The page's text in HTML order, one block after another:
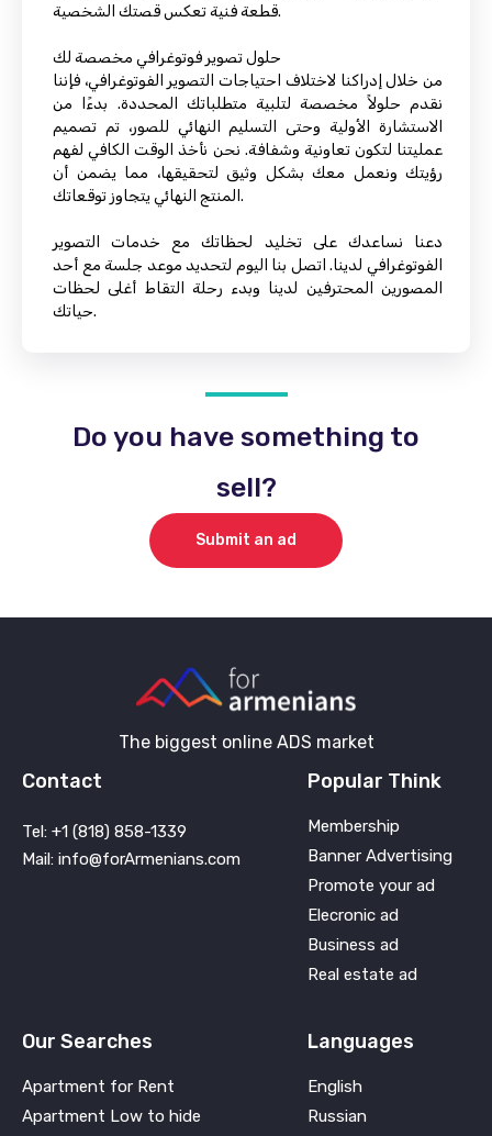
قطعة فنية تعكس قصتك الشخصية.
حلول تصوير فوتوغرافي مخصصة لك
من خلال إدراكنا لاختلاف احتياجات التصوير الفوتوغرافي، فإننا
نقدم حلولاً مخصصة لتلبية متطلباتك المحددة. بدءًا من
الاستشارة الأولية وحتى التسليم النهائي للصور، تم تصميم
عمليتنا لتكون تعاونية وشفافة. نحن نأخذ الوقت الكافي لفهم
رؤيتك ونعمل معك بشكل وثيق لتحقيقها، مما يضمن أن
المنتج النهائي يتجاوز توقعاتك.
دعنا نساعدك على تخليد لحظاتك مع خدمات التصوير
الفوتوغرافي لدينا. اتصل بنا اليوم لتحديد موعد جلسة مع أحد
المصورين المحترفين لدينا وبدء رحلة التقاط أغلى لحظات
حياتك.
Do you have something to
sell?
Submit an ad
The biggest online ADS market
Contact
Tel: +1 (818) 858-1339
Mail: info@forArmenians.com
Popular Think
Membership
Banner Advertising
Promote your ad
Elecronic ad
Business ad
Real estate ad
Our Searches
Apartment for Rent
Apartment Low to hide
Languages
English
Russian